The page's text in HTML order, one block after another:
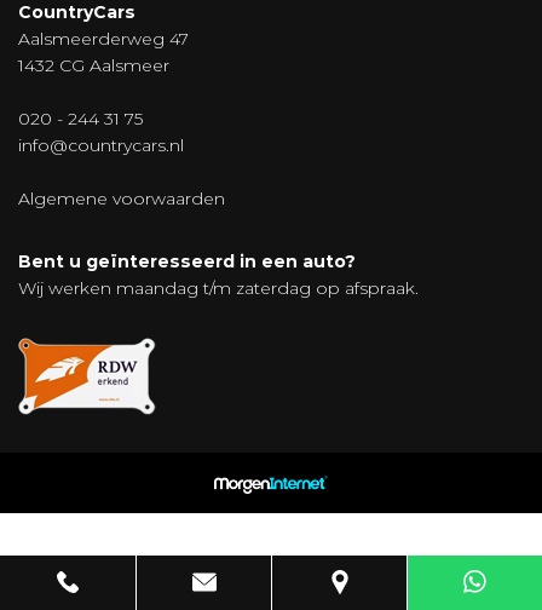
CountryCars
Aalsmeerderweg 47
1432 CG Aalsmeer
020 - 244 31 75
info@countrycars.nl
Algemene voorwaarden
Bent u geïnteresseerd in een auto?
Wij werken maandag t/m zaterdag op afspraak.